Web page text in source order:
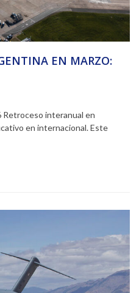
EN MARZO:
Retroceso interanual en
en internacional. Este